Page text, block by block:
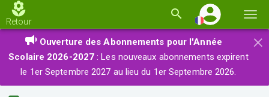
la
Retour
×
Ouverture des Abonnements pour l'Année
Scolaire 2026-2027 : Les nouveaux abonnements expirent
le 1er Septembre 2027 au lieu du 1er Septembre 2026.